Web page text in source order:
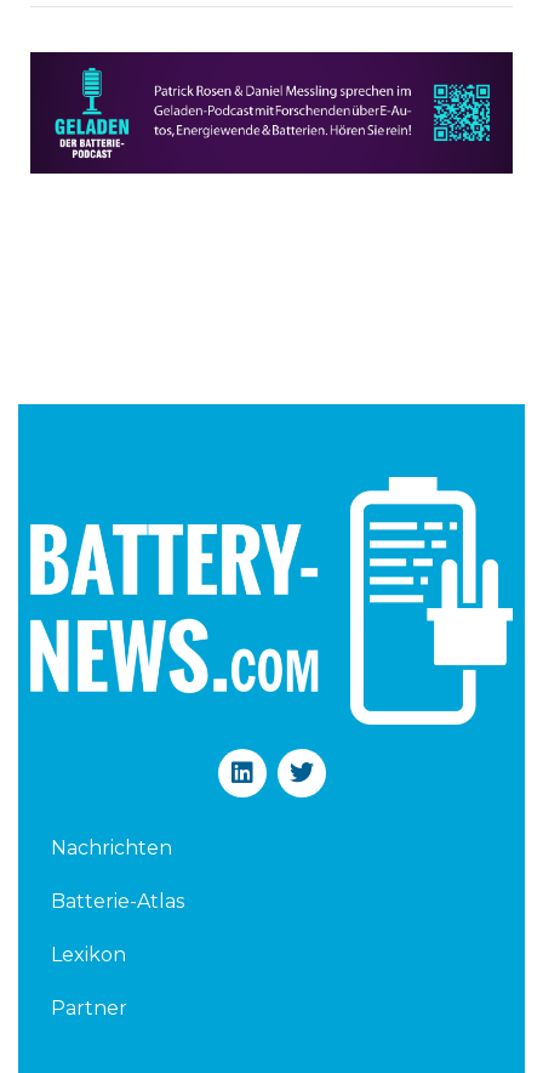
L
i
T
w
Nachrichten
Batterie-Atlas
Lexikon
Partner